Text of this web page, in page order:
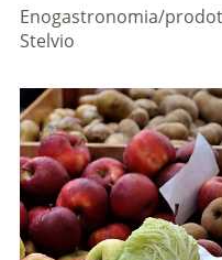
Enogastronomia/
Stelvio